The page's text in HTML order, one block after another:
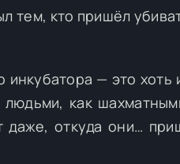
тем, кто пришёл
инкубатора — это хоть
как
даже, откуда они…